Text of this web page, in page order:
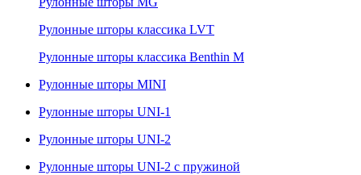
Рулонные шторы классика LVT
Рулонные шторы классика Benthin M
Рулонные шторы MINI
Рулонные шторы UNI-1
Рулонные шторы UNI-2
Рулонные шторы UNI-2 с пружиной